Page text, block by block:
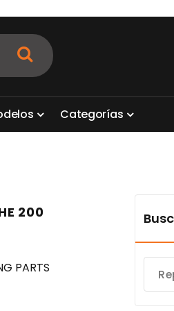
delos Categorías
200
PARTS